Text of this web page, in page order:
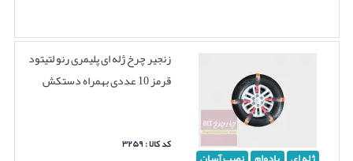
زنجیر چرخ ژله ای پلیمری رنو لتیتود
قرمز 10 عددی بهمراه دستکش
کد کالا : ۳۲۵۹